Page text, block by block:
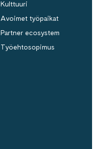
Kulttuuri
Avoimet työpaikat
Partner ecosystem
Työehtosopimus